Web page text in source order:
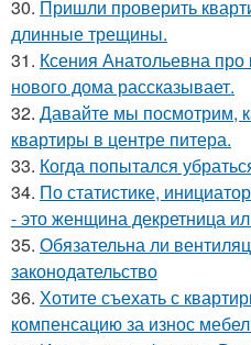
30. Пришли проверить
длинные трещины.
31. Ксения Анатольевна про
нового дома рассказывает.
32. Давайте мы посмотрим,
квартиры в центре питера.
33. Когда попытался
34. По статистике,
- это женщина декретница
35. Обязательна ли
законодательство
36. Хотите съехать с
компенсацию за износ